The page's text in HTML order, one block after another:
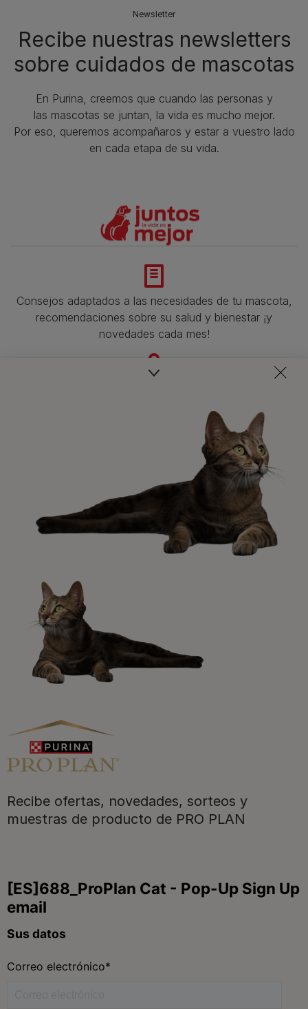
Newsletter
Recibe nuestras newsletters
sobre cuidados de mascotas​
En Purina, creemos que cuando las personas y
las mascotas se juntan, la vida es mucho mejor.
Por eso, queremos acompañaros y estar a vuestro lado
en cada etapa de su vida.​
Consejos adaptados a las necesidades de tu mascota,
recomendaciones sobre su salud y bienestar ¡y
novedades cada mes!
Promociones, concursos, descuentos y ofertas de
todas nuestras marcas.​
¡No te lo pierdas, únete a Purina y empieza
a disfrutar ya de las ventajas!​
Recibe ofertas, novedades, sorteos y
muestras de producto de PRO PLAN
Purina
Para nuestros socios